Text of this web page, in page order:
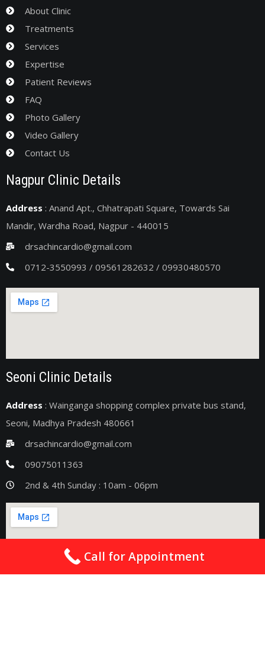
About Clinic
Treatments
Services
Expertise
Patient Reviews
FAQ
Photo Gallery
Video Gallery
Contact Us
Nagpur Clinic Details
Address : Anand Apt., Chhatrapati Square, Towards Sai
Mandir, Wardha Road, Nagpur - 440015
drsachincardio@gmail.com
0712-3550993 / 09561282632 / 09930480570
Seoni Clinic Details
Address : Wainganga shopping complex private bus stand,
Seoni, Madhya Pradesh 480661
drsachincardio@gmail.com
09075011363
2nd & 4th Sunday : 10am - 06pm
Call for Appointment